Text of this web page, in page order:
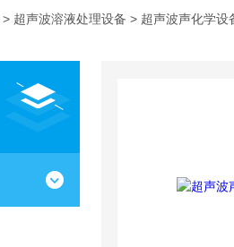
> 超声波溶液处理设备 > 超声波声化学设